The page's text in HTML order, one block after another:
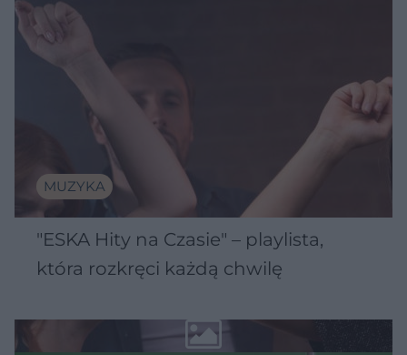
MUZYKA
"ESKA Hity na Czasie" – playlista,
która rozkręci każdą chwilę